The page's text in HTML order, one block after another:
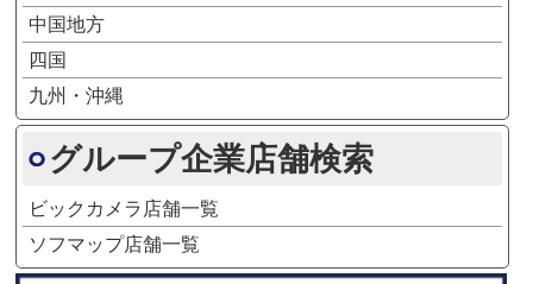
中国地方
四国
九州・沖縄
グループ企業店舗検索
ビックカメラ店舗一覧
ソフマップ店舗一覧